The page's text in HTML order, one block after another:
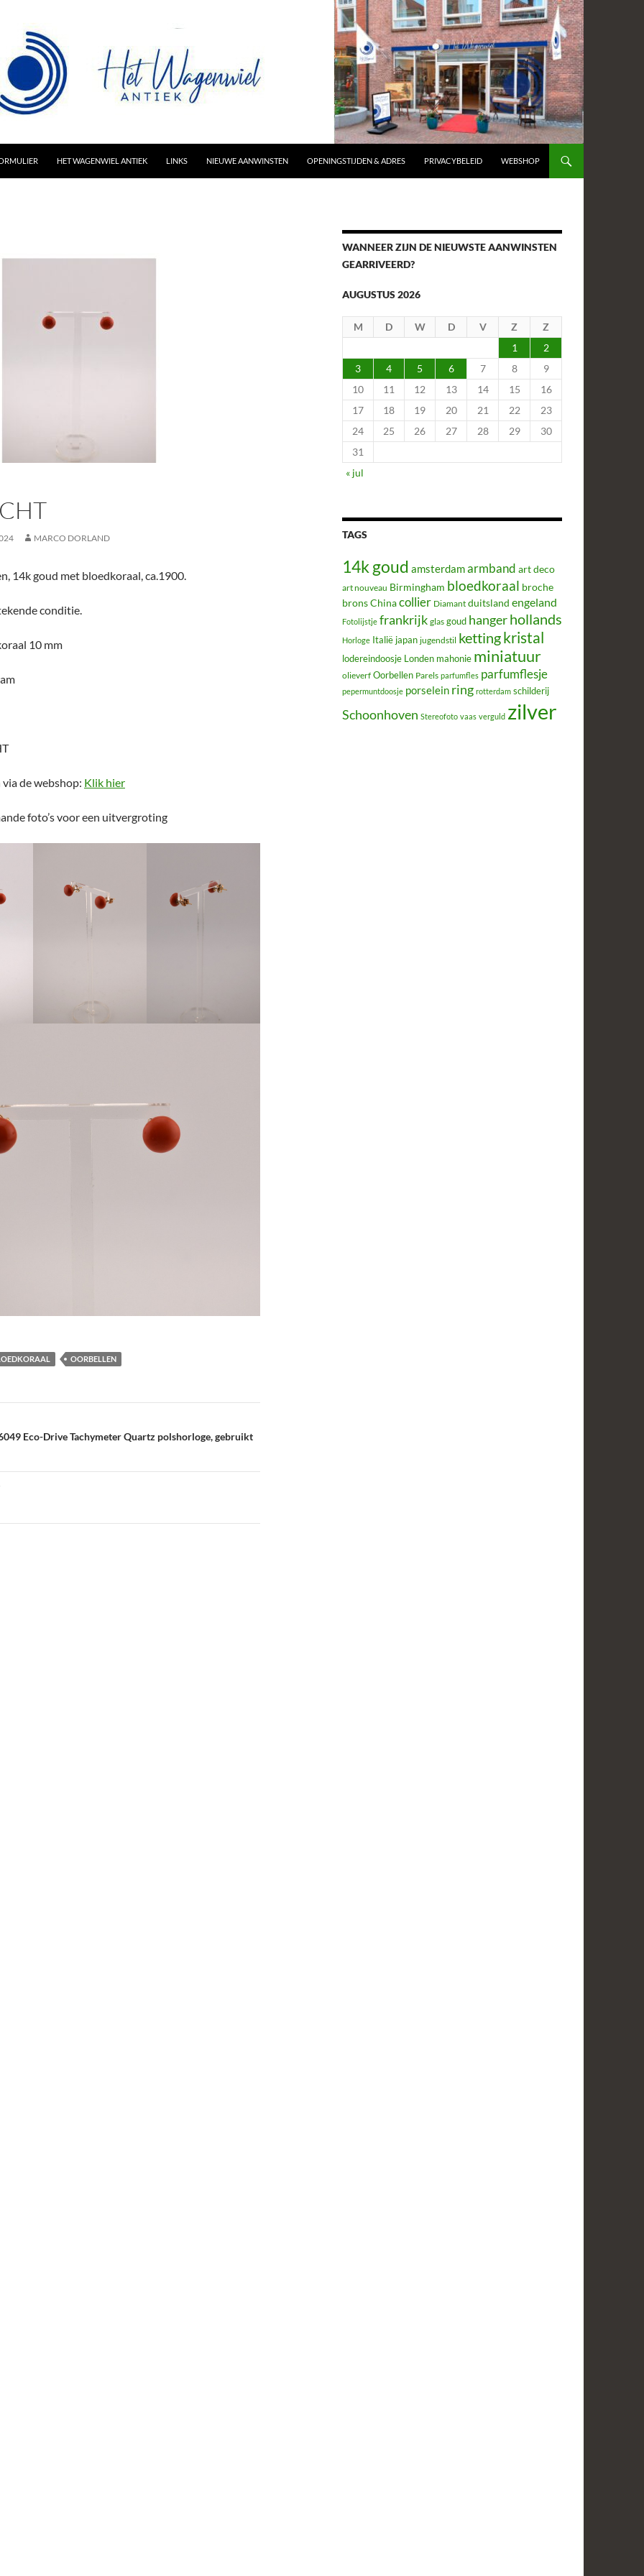
HET WAGENWIEL ANTIEK LINKS NIEUWE AANWINSTEN OPENINGSTIJDEN & ADRES PRIVACYBELEID WEBSHOP
MARCO DORLAND
14k goud met bloedkoraal, ca.1900.
conditie.
10 mm
de webshop: Klik hier
foto’s voor een uitvergroting
OORBELLEN
Eco-Drive Tachymeter Quartz polshorloge, gebruikt
WANNEER ZIJN DE NIEUWSTE AANWINSTEN
GEARRIVEERD?
AUGUSTUS 2026
M D W D V Z
Z
1
2
3
4 5 6 7 8
9
10
11 12 13 14 15
16
17
18 19 20 21 22
23
24
25 26 27 28 29
30
31
« jul
TAGS
14k goud amsterdamarmband art deco
art nouveau Birmingham bloedkoraal broche
bronsChinacollier Diamant duitsland engeland
Fotolijstje frankrijk glas goud hangerhollands
Horloge Italië japan jugendstil kettingkristal
lodereindoosje Londen mahonie miniatuur
olieverf Oorbellen Parels parfumfles parfumflesje
pepermuntdoosje porselein ring rotterdam schilderij
Schoonhoven Stereofoto vaas verguld zilver